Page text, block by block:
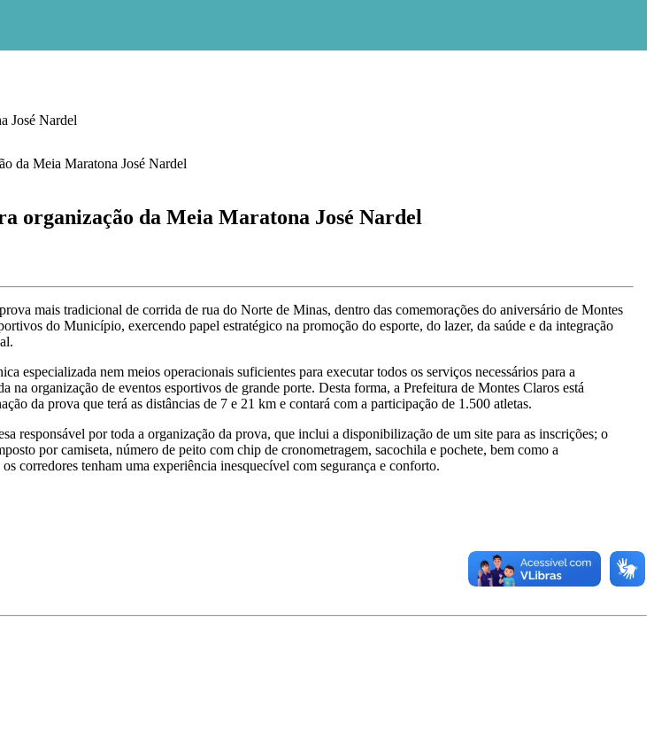
José Nardel
organização da Meia Maratona José Nardel
mais tradicional de corrida de rua do Norte de Minas, dentro das comemorações do aniversário de Montes
do Município, exercendo papel estratégico na promoção do esporte, do lazer, da saúde e da integração
especializada nem meios operacionais suficientes para executar todos os serviços necessários para a
organização de eventos esportivos de grande porte. Desta forma, a Prefeitura de Montes Claros está
da prova que terá as distâncias de 7 e 21 km e contará com a participação de 1.500 atletas.
responsável por toda a organização da prova, que inclui a disponibilização de um site para as inscrições; o
por camiseta, número de peito com chip de cronometragem, sacochila e pochete, bem como a
corredores tenham uma experiência inesquecível com segurança e conforto.